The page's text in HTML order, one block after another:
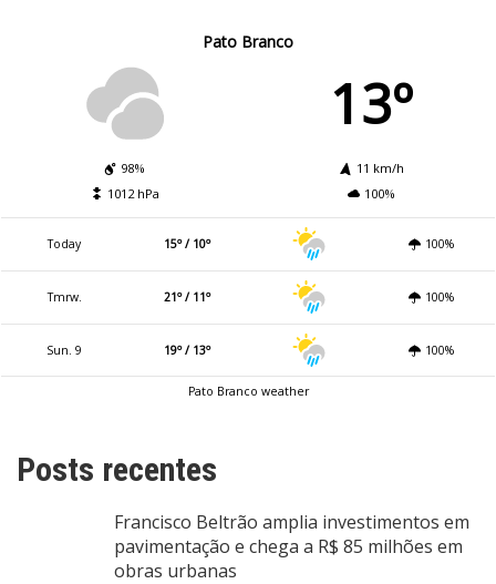
Pato Branco
13º
98%
11 km/h
1012 hPa
100%
Today 15º / 10º 100%
Tmrw. 21º / 11º 100%
Sun. 9 19º / 13º 100%
Pato Branco weather
Posts recentes
Francisco Beltrão amplia investimentos em
pavimentação e chega a R$ 85 milhões em
obras urbanas